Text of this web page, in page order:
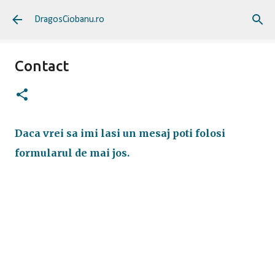
Treceți la conținutul principal
DragosCiobanu.ro
Contact
Daca vrei sa imi lasi un mesaj poti folosi
formularul de mai jos.